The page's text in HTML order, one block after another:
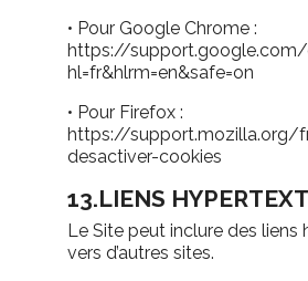
• Pour Google Chrome :
https://
hl=fr&hlrm=en&safe=on
• Pour Firefox :
https://support.mozilla.org/
desactiver-cookies
13.LIENS
Le Site peut inclure des liens
vers d’autres sites.